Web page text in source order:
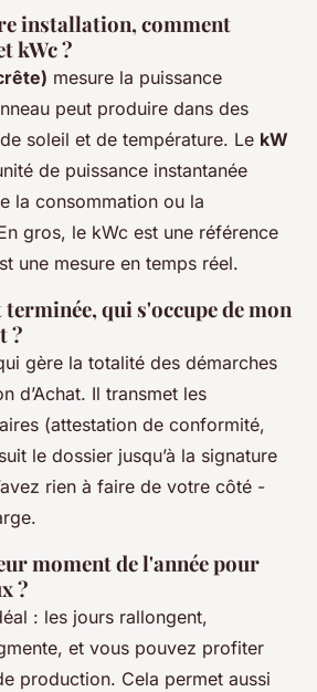
installation, comment
kWc ?
mesure la puissance
peut produire dans des
soleil et de température. Le kW
de puissance instantanée
la consommation ou la
gros, le kWc est une référence
une mesure en temps réel.
qui s'occupe de mon
?
gère la totalité des démarches
d’Achat. Il transmet les
(attestation de conformité,
le dossier jusqu’à la signature
rien à faire de votre côté -
moment de l'année pour
?
: les jours rallongent,
et vous pouvez profiter
production. Cela permet aussi